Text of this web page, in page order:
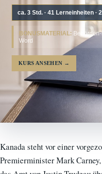
ca. 3 Std. · 41 Lerneinheiten ·
BONUSMATERIAL:
Word
KURS ANSEHEN →
Kanada steht vor einer
Premierminister Mark